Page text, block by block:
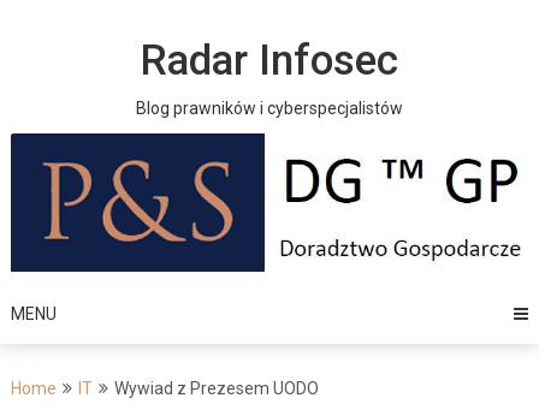
Radar Infosec
Blog prawników i cyberspecjalistów
MENU
Home IT Wywiad z Prezesem UODO